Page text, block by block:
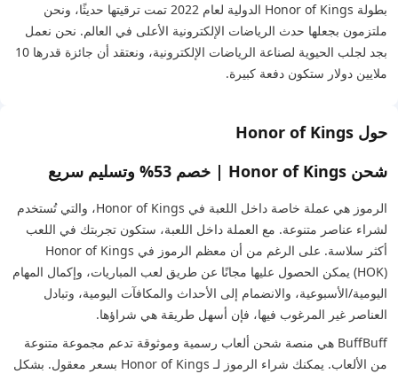
بطولة Honor of Kings الدولية لعام 2022 تمت ترقيتها حديثًا، ونحن
ملتزمون بجعلها حدث الرياضات الإلكترونية الأعلى في العالم. نحن نعمل
بجد لجلب الحيوية لصناعة الرياضات الإلكترونية، ونعتقد أن جائزة قدرها 10
ملايين دولار ستكون دفعة كبيرة.
حول Honor of Kings
شحن Honor of Kings | خصم 53% وتسليم سريع
الرموز هي عملة خاصة داخل اللعبة في Honor of Kings، والتي تُستخدم
لشراء عناصر متنوعة. مع العملة داخل اللعبة، ستكون تجربتك في اللعب
أكثر سلاسة. على الرغم من أن معظم الرموز في Honor of Kings
(HOK) يمكن الحصول عليها مجانًا عن طريق لعب المباريات، وإكمال المهام
اليومية/الأسبوعية، والانضمام إلى الأحداث والمكافآت اليومية، وتبادل
العناصر غير المرغوب فيها، فإن أسهل طريقة هي شراؤها.
BuffBuff هي منصة شحن ألعاب رسمية وموثوقة تدعم مجموعة متنوعة
من الألعاب. يمكنك شراء الرموز لـ Honor of Kings بسعر معقول. بشكل